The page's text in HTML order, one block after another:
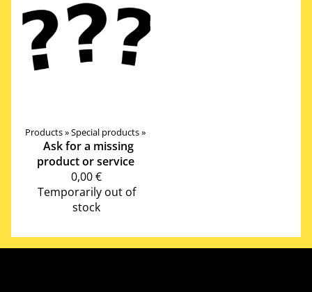
Products‪»Special products‪»
Ask for a missing
product or service
0,00 €
Temporarily out of
stock